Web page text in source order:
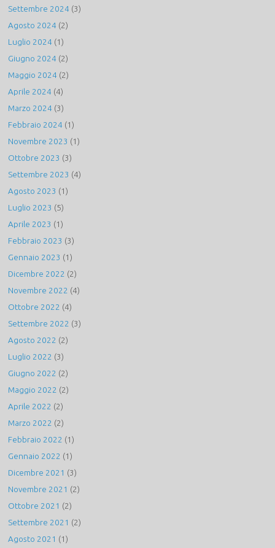
Settembre 2024 (3)
Agosto 2024 (2)
Luglio 2024 (1)
Giugno 2024 (2)
Maggio 2024 (2)
Aprile 2024 (4)
Marzo 2024 (3)
Febbraio 2024 (1)
Novembre 2023 (1)
Ottobre 2023 (3)
Settembre 2023 (4)
Agosto 2023 (1)
Luglio 2023 (5)
Aprile 2023 (1)
Febbraio 2023 (3)
Gennaio 2023 (1)
Dicembre 2022 (2)
Novembre 2022 (4)
Ottobre 2022 (4)
Settembre 2022 (3)
Agosto 2022 (2)
Luglio 2022 (3)
Giugno 2022 (2)
Maggio 2022 (2)
Aprile 2022 (2)
Marzo 2022 (2)
Febbraio 2022 (1)
Gennaio 2022 (1)
Dicembre 2021 (3)
Novembre 2021 (2)
Ottobre 2021 (2)
Settembre 2021 (2)
Agosto 2021 (1)